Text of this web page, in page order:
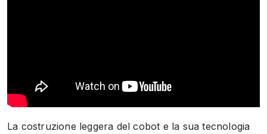
La costruzione leggera del cobot e la sua tecnologia